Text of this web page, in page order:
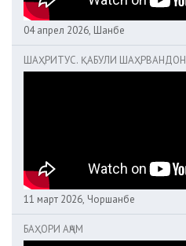
04 апрел 2026, Шанбе
ШАҲРИТУС. ҚАБУЛИ ШАҲРВАНДОН
11 март 2026, Чоршанбе
БАҲОРИ АҶАМ